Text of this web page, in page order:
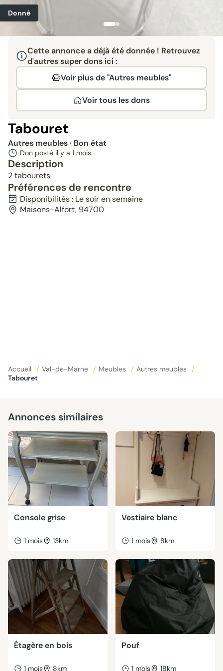
Donné
Cette annonce a déjà été donnée ! Retrouvez
d'autres super dons ici :
Voir plus de "Autres meubles"
Voir tous les dons
Tabouret
Autres meubles· Bon état
Don posté il y a 1 mois
Description
2 tabourets
Préférences de rencontre
Disponibilités : Le soir en semaine
Maisons-Alfort, 94700
Accueil / Val-de-Marne / Meubles / Autres meubles
/
Tabouret
Annonces similaires
Console grise
1 mois 13km
Vestiaire blanc
1 mois 8km
Étagère en bois
1 mois 8km
Pouf
1 mois 18km